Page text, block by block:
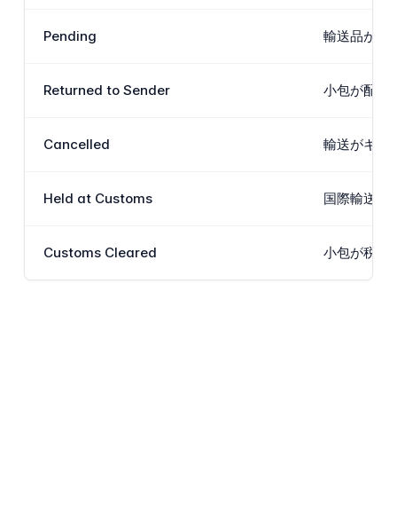
Pending 輸送品が次
Returned to Sender 小包が配送
Cancelled 輸送がキャ
Held at Customs 国際輸送に
Customs Cleared 小包が税関